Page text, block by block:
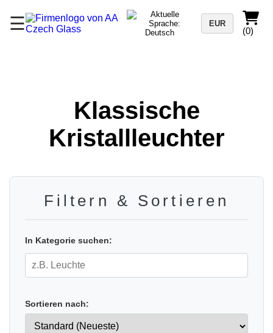
☰ EUR
(0)
Klassische
Kristallleuchter
Filtern & Sortieren
In Kategorie suchen:
Sortieren nach: